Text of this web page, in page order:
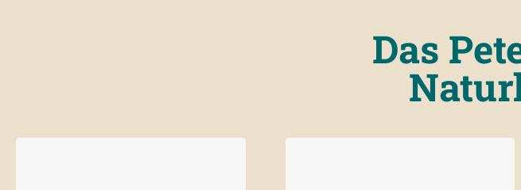
Das